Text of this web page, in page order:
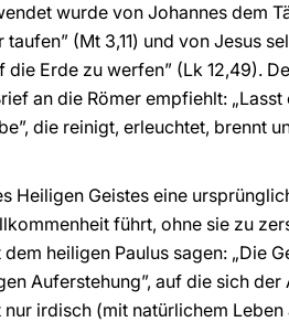
wurde von Johannes dem
(Mt 3,11) und von Jesus
Erde zu werfen” (Lk 12,49).
an die Römer empfiehlt:
die reinigt, erleuchtet, brennt
Heiligen Geistes eine
führt, ohne sie zu
heiligen Paulus sagen: „Die
Auferstehung”, auf die sich
irdisch (mit natürlichem